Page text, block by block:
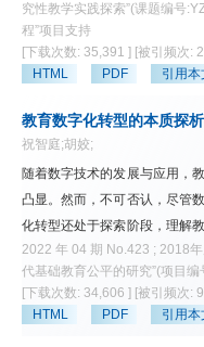
目标分类法、比格斯的SOLO
斯沃尔的情感目标分类法为基
层知识、高阶认知技能、高阶
学习评价体系,以解析不同领域
究性教学实践探索”(课题编号
程”项目支持
[下载次数: 35,391 ] [被引频次:
HTML
PDF 引用本
教育数字化转型的本质探
祝智庭;胡姣;
随着数字技术的发展与应用，
凸显。然而，不可否认，尽管
化转型还处于探索阶段，理解
的关键。为此，该研究首先探
方法之间的差异，以从中透视
源中，洞悉教育数字化转型之“
2022 年 04 期 No.423 ; 2018
代基础教育公平的研究”(项目
[下载次数: 34,606 ] [被引频次:
HTML
PDF 引用本